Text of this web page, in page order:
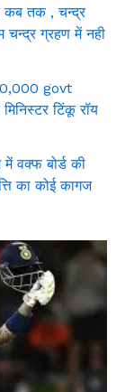
कब तक , चन्द्र
चन्द्र ग्रहण में नही
govt
टिंकू रॉय
वक्फ बोर्ड की
का कोई कागज